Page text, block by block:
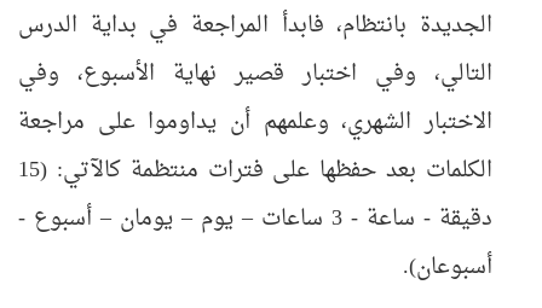
الجديدة بانتظام، فابدأ المراجعة في بداية الدرس
التالي، وفي اختبار قصير نهاية الأسبوع، وفي
الاختبار الشهري، وعلمهم أن يداوموا على مراجعة
الكلمات بعد حفظها على فترات منتظمة كالآتي: (15
دقيقة - ساعة - 3 ساعات – يوم – يومان – أسبوع -
أسبوعان).